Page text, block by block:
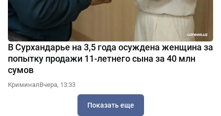
В Сурхандарье на 3,5 года осуждена женщина за
попытку продажи 11-летнего сына за 40 млн
сумов
КриминалВчера, 13:33
Показать еще